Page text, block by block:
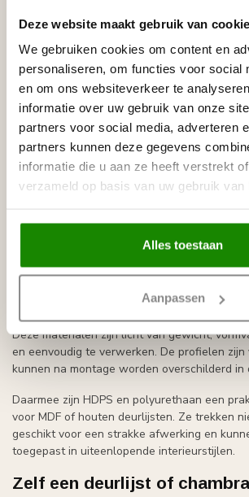
Deze website maakt gebruik van
We gebruiken cookies om content en
personaliseren, om functies voor social
en om ons websiteverkeer te
informatie over uw gebruik van onze
partners voor social media, adverteren
partners kunnen deze gegevens
informatie die u aan ze heeft verstrekt
verzameld op basis van uw gebruik van
Alles toestaan
Aanpassen
aan op de plinten in dezelfde ruimte.
Welke stijl deuromlijsting
interieur?
De juiste stijl hangt af van de deur, de
interieur. Klassieke deuromlijstingen hebben
passen goed bij hoge plinten, wandlijsten en
Moderne deurlijsten zijn meestal strakker en
sluiten mooi aan bij een minimalistisch
Voor een rustig geheel is het aan te raden
bredere deurlijst geeft de deur meer
profiel juist subtieler oogt.
HDPS en polyurethaan als
voor MDF deurlijsten
Onze deuromlijstingen zijn gemaakt van
Deze materialen zijn licht van gewicht,
en eenvoudig te verwerken. De profielen zijn
kunnen na montage worden overschilderd
Daarmee zijn HDPS en polyurethaan een
voor MDF of houten deurlijsten. Ze trekken
geschikt voor een strakke afwerking en
toegepast in uiteenlopende interieurstijlen.
Zelf een deurlijst of